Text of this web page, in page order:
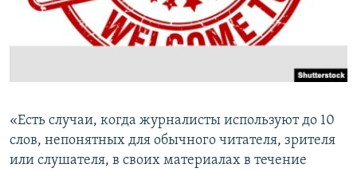
«Есть случаи, когда журналисты используют до 10
слов, непонятных для обычного читателя, зрителя
или слушателя, в своих материалах в течение